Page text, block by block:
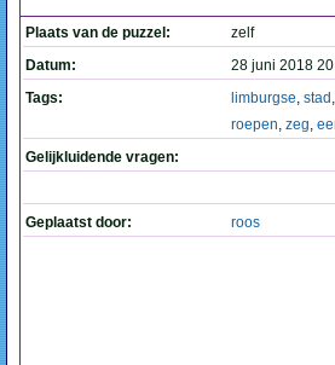
Plaats van de puzzel:
zelf
Datum:
28 juni 2018
Tags:
limburgse, stad
roepen, zeg,
Gelijkluidende vragen:
Geplaatst door: roos